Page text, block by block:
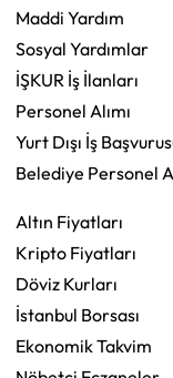
Maddi Yardım
Sosyal Yardımlar
İŞKUR İş İlanları
Personel Alımı
Yurt Dışı İş
Belediye Personel
Altın Fiyatları
Kripto Fiyatları
Döviz Kurları
İstanbul Borsası
Ekonomik Takvim